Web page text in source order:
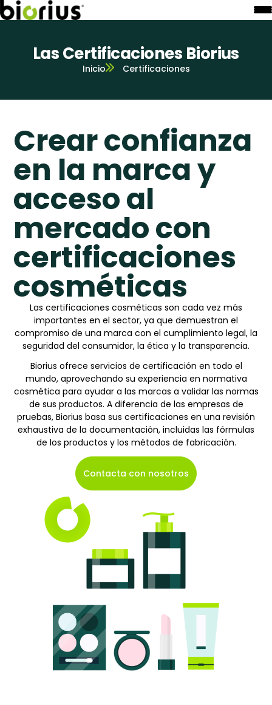
Las Certificaciones Biorius
Inicio Certificaciones
Crear confianza
en la marca y
acceso al
mercado con
certificaciones
cosméticas
Las certificaciones cosméticas son cada vez más
importantes en el sector, ya que demuestran el
compromiso de una marca con el cumplimiento legal, la
seguridad del consumidor, la ética y la transparencia.
Biorius ofrece servicios de certificación en todo el
mundo, aprovechando su experiencia en normativa
cosmética para ayudar a las marcas a validar las normas
de sus productos. A diferencia de las empresas de
pruebas, Biorius basa sus certificaciones en una revisión
exhaustiva de la documentación, incluidas las fórmulas
de los productos y los métodos de fabricación.
Contacta con nosotros